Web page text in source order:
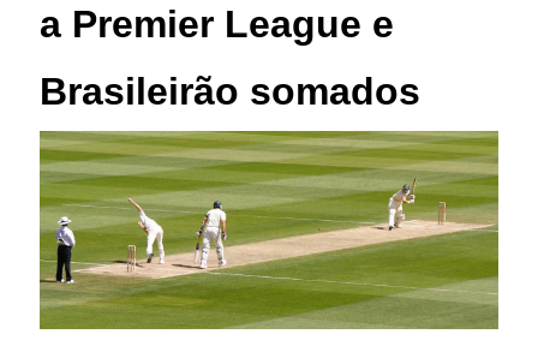
a Premier League e
Brasileirão somados